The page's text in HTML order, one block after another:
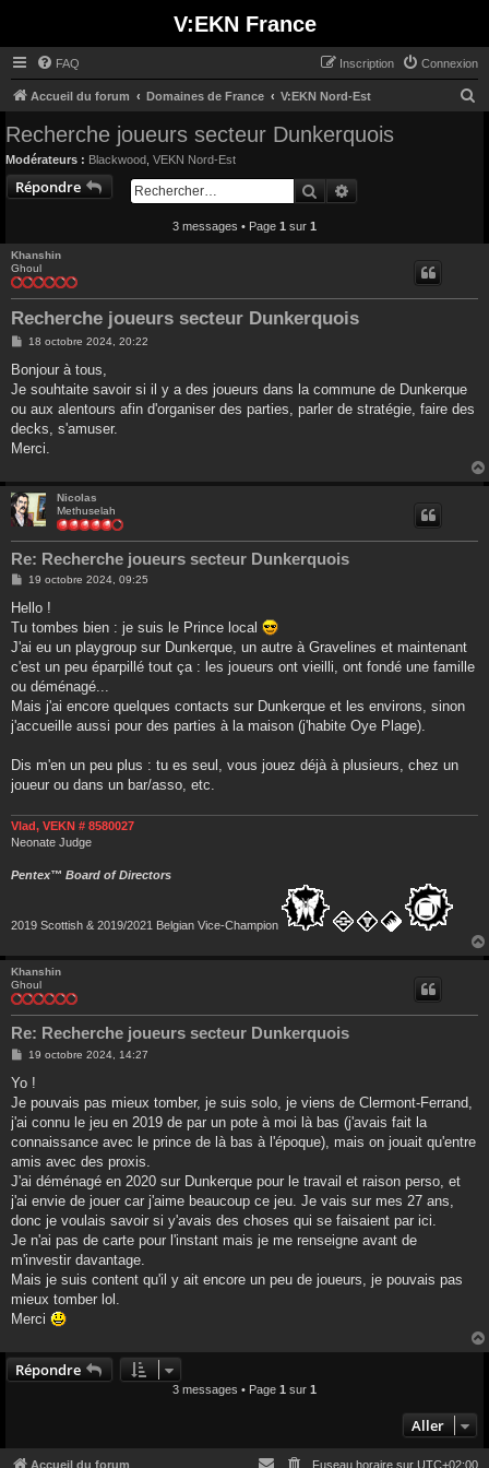
V:EKN France
FAQ Connexion
Inscription
Accueil du forum Domaines de France V:EKN Nord-Est
Recherche joueurs secteur Dunkerquois
Modérateurs : Blackwood VEKN Nord-Est
Répondre Rechercher
3 messages • Page 1 sur 1
Khanshin
Ghoul
Recherche joueurs secteur Dunkerquois
M
s
a
g
18 octobre 2024, 20:22
Bonjour à tous,
Je souhtaite savoir si il y a des joueurs dans la commune de Dunkerque
ou aux alentours afin d'organiser des parties, parler de stratégie, faire des
decks, s'amuser.
Merci.
Nicolas
Methuselah
Re: Recherche joueurs secteur Dunkerquois
M
s
a
g
19 octobre 2024, 09:25
Hello !
Tu tombes bien : je suis le Prince local
J'ai eu un playgroup sur Dunkerque, un autre à Gravelines et maintenant
c'est un peu éparpillé tout ça : les joueurs ont vieilli, ont fondé une famille
ou déménagé...
Mais j'ai encore quelques contacts sur Dunkerque et les environs, sinon
j'accueille aussi pour des parties à la maison (j'habite Oye Plage).
Dis m'en un peu plus : tu es seul, vous jouez déjà à plusieurs, chez un
joueur ou dans un bar/asso, etc.
Vlad, VEKN # 8580027
Neonate Judge
Pentex™ Board of Directors
2019 Scottish & 2019/2021 Belgian Vice-Champion
Khanshin
Ghoul
Re: Recherche joueurs secteur Dunkerquois
M
s
a
g
19 octobre 2024, 14:27
Yo !
Je pouvais pas mieux tomber, je suis solo, je viens de Clermont-Ferrand,
j'ai connu le jeu en 2019 de par un pote à moi là bas (j'avais fait la
connaissance avec le prince de là bas à l'époque), mais on jouait qu'entre
amis avec des proxis.
J'ai déménagé en 2020 sur Dunkerque pour le travail et raison perso, et
j'ai envie de jouer car j'aime beaucoup ce jeu. Je vais sur mes 27 ans,
donc je voulais savoir si y'avais des choses qui se faisaient par ici.
Je n'ai pas de carte pour l'instant mais je me renseigne avant de
m'investir davantage.
Mais je suis content qu'il y ait encore un peu de joueurs, je pouvais pas
mieux tomber lol.
Merci
Répondre
3 messages • Page 1 sur 1
Aller
Accueil du forum Fuseau horaire sur UTC+02:00